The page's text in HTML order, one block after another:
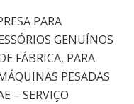
PARA
GENUÍNOS
FÁBRICA, PARA
PESADAS
– SERVIÇO